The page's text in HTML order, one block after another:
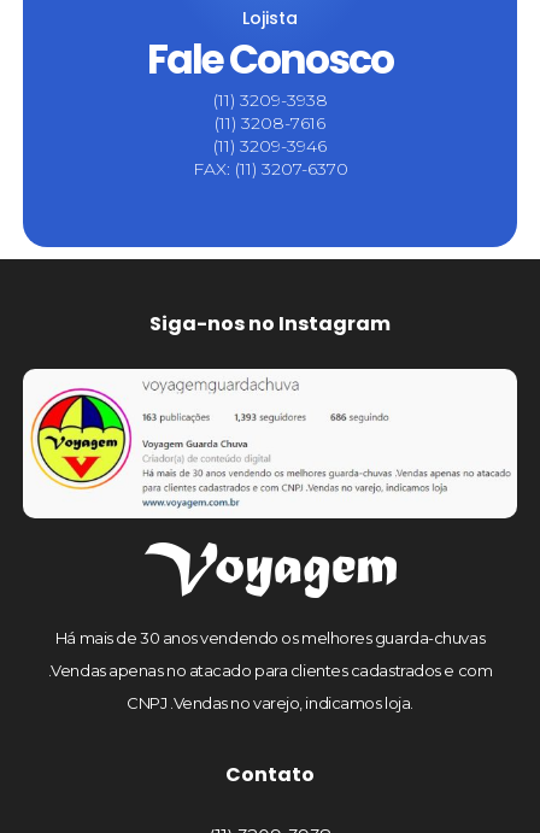
Lojista
Fale Conosco
(11) 3209-3938
(11) 3208-7616
(11) 3209-3946
FAX: (11) 3207-6370
Siga-nos no Instagram
Há mais de 30 anos vendendo os melhores guarda-chuvas
.Vendas apenas no atacado para clientes cadastrados e com
CNPJ .Vendas no varejo, indicamos loja.
Contato